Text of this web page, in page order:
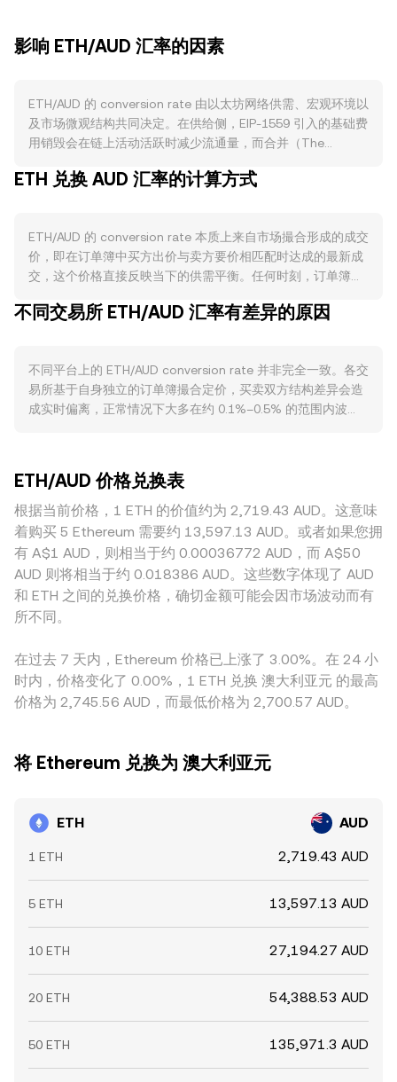
影响 ETH/AUD 汇率的因素
ETH/AUD 的 conversion rate 由以太坊网络供需、宏观环境以
及市场微观结构共同决定。在供给侧，EIP-1559 引入的基础费
用销毁会在链上活动活跃时减少流通量，而合并（The
转为通缩；同时，质押将部分 ETH 锁定在验证者合约中，短
其供给变化更多取决于网络费用与质押行为。需求侧，DeFi、
NFT、以及以太坊 Layer 2 的扩容生态扩张，都会提升对 gas
的需求与结算需要，进而增强对 ETH 的实际使用与持有意
础需求。宏观方面，ETH 通常与 BTC 走势高度相关，广泛的
计价的 ETH/AUD 表现，商品周期强势或澳储行（RBA）政策
收紧时，名义上可能提升 AUD 的相对吸引力。监管事件方
面，美国对 ETH 是否为证券的界定、现货 ETH ETF 的审批进
约资费（funding rates）的正负与幅度反映多空杠杆失衡，期
权到期（例如集中在月底的以太坊期权）可能放大波动，链上
和交易所的大额地址（whales）转账与挂单行为会在流动性较
薄时造成短期滑点与价差，从而影响 ETH/AUD 的即时
conversion rate。
ETH 兑换 AUD 汇率的计算方式
ETH/AUD 的 conversion rate 本质上来自市场撮合形成的成交
价，即在订单簿中买方出价与卖方要价相匹配时达成的最新成
交，这个价格直接反映当下的供需平衡。任何时刻，订单簿里
点差，点差的均值被称为中间价（mid-price），常被用作参
Σ(Price_i × Volume_i) / Σ Volume_i，成交量更大的报价对结果
影响更高。对于简单的换算，若以 r 表示 ETH/AUD 的
conversion rate，则 AUD Value = ETH Amount × r，反之
= k 的恒定乘积做市，其中 x 与 y 为资金池中两种资产储备
量，价格近似等于 y/x；当大量买入或卖出时，池子储备比发
生变化，曲线滑点使得即时价格偏离外部中间价。综合来看，
平台通常参考自有与外部市场的成交、订单深度和 VWAP，实
时更新 ETH/AUD 的 conversion rate。
不同交易所 ETH/AUD 汇率有差异的原因
不同平台上的 ETH/AUD conversion rate 并非完全一致。各交
易所基于自身独立的订单簿撮合定价，买卖双方结构差异会造
成实时偏离，正常情况下大多在约 0.1%–0.5% 的范围内波
价，例如澳大利亚本地法币入金渠道、合规成本、银行通道与
税务处理可能影响 AUD 端的成交意愿，从而反映在 ETH/AUD
的报价上。许多平台上的 ETH 主要对 USDT 或 USD 报价，
ETH/AUD 可能通过三角定价传导，即 ETH/USDT 与
USDT/AUD 的价差与基差会间接影响最终显示的 ETH/AUD
conversion rate；当 USDT 对 AUD 存在轻微溢折价时，这种
基差会被放大或缩小。套利在跨平台价差收敛中扮演稳定器角
色，但并不完美，因手续费、提现与清算时滞、链上拥堵、
在。
ETH/AUD 价格兑换表
根据当前价格，1 ETH 的价值约为 2,719.43 AUD。这意味
着购买 5 Ethereum 需要约 13,597.13 AUD。或者如果您拥
有 A$1 AUD，则相当于约 0.00036772 AUD，而 A$50
AUD 则将相当于约 0.018386 AUD。这些数字体现了 AUD
和 ETH 之间的兑换价格，确切金额可能会因市场波动而有
所不同。
在过去 7 天内，Ethereum 价格已上涨了 3.00%。在 24 小
时内，价格变化了 0.00%，1 ETH 兑换 澳大利亚元 的最高
价格为 2,745.56 AUD，而最低价格为 2,700.57 AUD。
将 Ethereum 兑换为 澳大利亚元
ETH AUD
1 ETH 2,719.43 AUD
5 ETH 13,597.13 AUD
10 ETH 27,194.27 AUD
20 ETH 54,388.53 AUD
50 ETH 135,971.3 AUD